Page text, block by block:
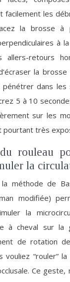
les
la brosse
à
retours
la
dans les
5 à 10
sur les
très
rouleau
la
méthode de
modifiée)
la
à cheval sur la
de rotation
vouliez “rouler”
Ce